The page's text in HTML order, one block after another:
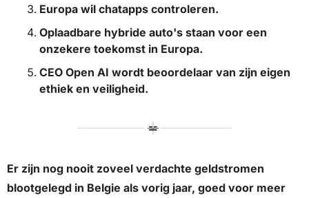
Europa wil chatapps controleren.
Oplaadbare hybride auto's staan voor een
onzekere toekomst in Europa.
CEO Open AI wordt beoordelaar van zijn eigen
ethiek en veiligheid.
Er zijn nog nooit zoveel verdachte geldstromen
blootgelegd in Belgie als vorig jaar, goed voor meer